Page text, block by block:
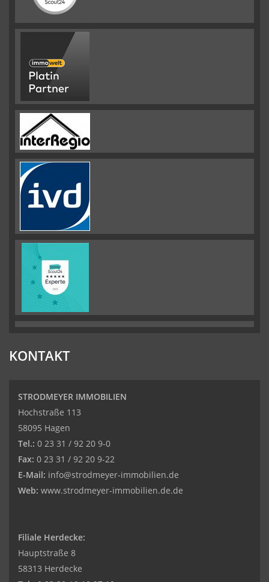
KONTAKT
STRODMEYER IMMOBILIEN
Hochstraße 113
58095 Hagen
Tel.: 0 23 31 / 92 20 9-0
Fax: 0 23 31 / 92 20 9-22
E-Mail: info@strodmeyer-immobilien.de
Web: www.strodmeyer-immobilien.de.de
Filiale Herdecke:
Hauptstraße 8
58313 Herdecke